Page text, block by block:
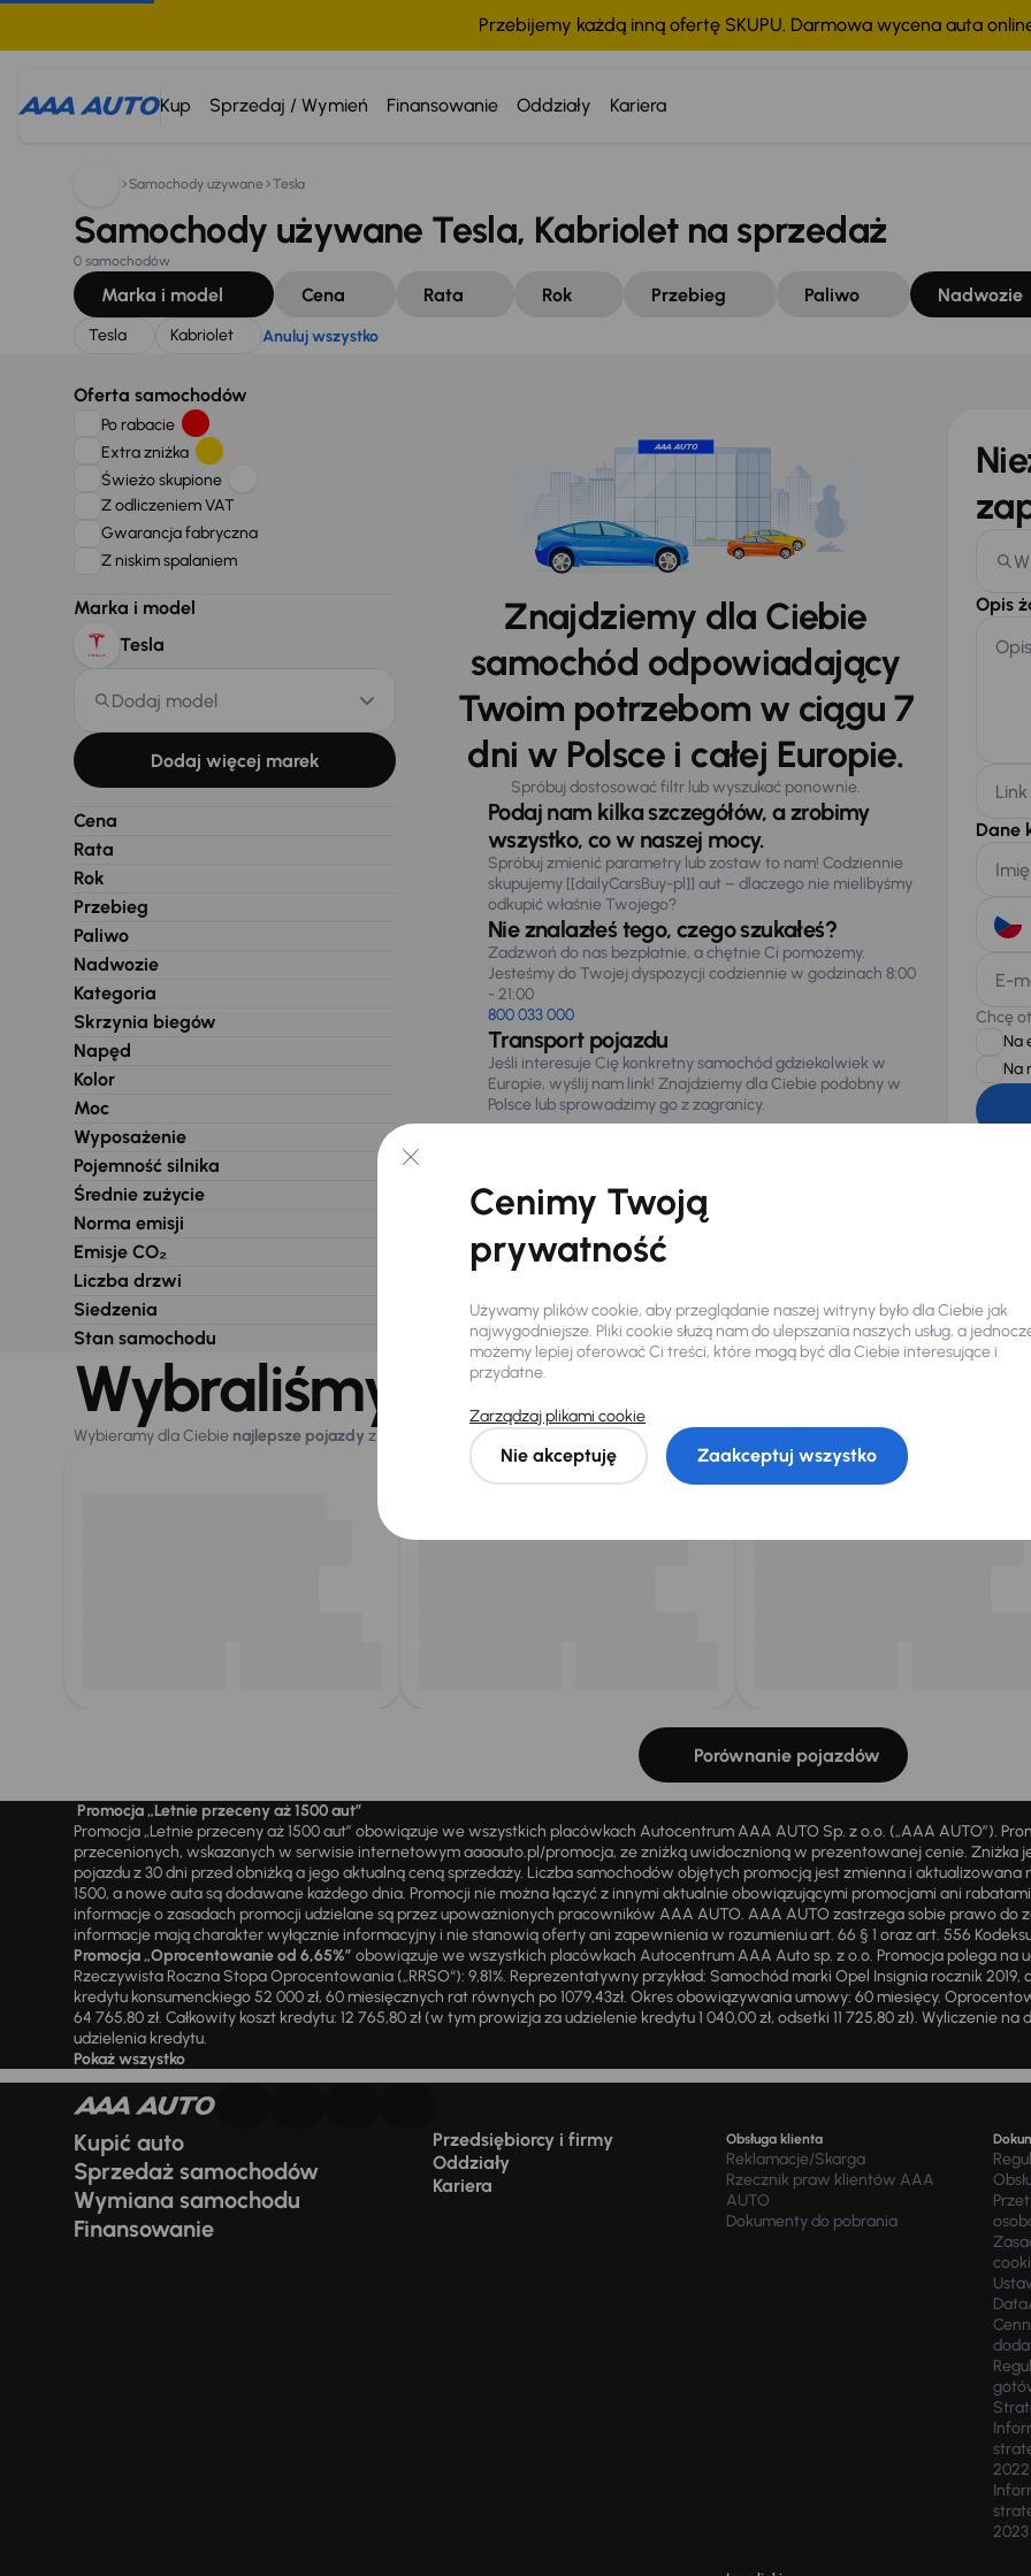
Przebijemy każdą inną ofertę SKUPU. Darmowa wycena auta
Kup Sprzedaj / Wymień Finansowanie Oddziały Kariera
Szukam: Anuluj wszystko
Samochody używane Tesla
Samochody używane Tesla, Kabriolet na sprzedaż
0 samochodów
Marka i model Cena Rata Rok Przebieg Paliwo Nadwozie
Tesla Kabriolet Anuluj wszystko
Oferta samochodów
Po rabacie
Extra zniżka
Świeżo skupione
Z odliczeniem VAT
Gwarancja fabryczna
Z niskim spalaniem
Marka i model
Tesla
Dodaj model
Dodaj więcej marek
Cena
Rata
Rok
Przebieg
Paliwo
Nadwozie
Kategoria
Skrzynia biegów
Napęd
Kolor
Moc
Wyposażenie
Pojemność silnika
Średnie zużycie
Norma emisji
Emisje CO₂
Liczba drzwi
Siedzenia
Stan samochodu
Znajdziemy dla Ciebie
samochód odpowiadający
Twoim potrzebom w ciągu 7
dni w Polsce i całej Europie.
Spróbuj dostosować filtr lub wyszukać ponownie.
Podaj nam kilka szczegółów, a zrobimy
wszystko, co w naszej mocy.
Spróbuj zmienić parametry lub zostaw to nam! Codziennie
skupujemy [[dailyCarsBuy-pl]] aut – dlaczego nie mielibyśmy
odkupić właśnie Twojego?
Nie znalazłeś tego, czego szukałeś?
Zadzwoń do nas bezpłatnie, a chętnie Ci pomożemy.
Jesteśmy do Twojej dyspozycji codziennie w godzinach 8:00
- 21:00
800 033 000
Transport pojazdu
Jeśli interesuje Cię konkretny samochód gdziekolwiek w
Europie, wyślij nam link! Znajdziemy dla Ciebie podobny w
Polsce lub sprowadzimy go z zagranicy.
Opis
Dane
E-
Chcę
Na
Na
874/15,
Wybraliśmy dla Ciebie
Wybieramy dla Ciebie najlepsze pojazdy z naszej oferty. Kupimy dla Ciebiedo 400 pojazdów
Porównanie pojazdów
Promocja „Letnie przeceny aż 1500 aut”
Promocja „Letnie przeceny aż 1500 aut” obowiązuje we wszystkich placówkach Autocentrum AAA AUTO Sp. z o.o. („AAA AUTO”).
przecenionych, wskazanych w serwisie internetowym aaaauto.pl/promocja, ze zniżką uwidocznioną w prezentowanej cenie. Zniżka
pojazdu z 30 dni przed obniżką a jego aktualną ceną sprzedaży. Liczba samochodów objętych promocją jest zmienna i
1500, a nowe auta są dodawane każdego dnia. Promocji nie można łączyć z innymi aktualnie obowiązującymi promocjami ani
informacje o zasadach promocji udzielane są przez upoważnionych pracowników AAA AUTO. AAA AUTO zastrzega sobie prawo
informacje mają charakter wyłącznie informacyjny i nie stanowią oferty ani zapewnienia w rozumieniu art. 66 § 1 oraz art. 556
Promocja „Oprocentowanie od 6,65%” obowiązuje we wszystkich placówkach Autocentrum AAA Auto sp. z o.o. Promocja polega na
Rzeczywista Roczna Stopa Oprocentowania („RRSO“): 9,81%. Reprezentatywny przykład: Samochód marki Opel Insignia rocznik 2019,
kredytu konsumenckiego 52 000 zł, 60 miesięcznych rat równych po 1079,43zł. Okres obowiązywania umowy: 60 miesięcy.
64 765,80 zł. Całkowity koszt kredytu: 12 765,80 zł (w tym prowizja za udzielenie kredytu 1 040,00 zł, odsetki 11 725,80 zł). Wyliczenie
udzielenia kredytu.
Pokaż wszystko
Kupić auto
Sprzedaż samochodów
Wymiana samochodu
Finansowanie
Przedsiębiorcy i firmy
Oddziały
Kariera
Obsługa klienta
Reklamacje/Skarga
Rzecznik praw klientów AAA
AUTO
Dokumenty do pobrania
2022
2023
Cenimy Twoją
prywatność
Używamy plików cookie, aby przeglądanie naszej witryny było dla Ciebie jak
najwygodniejsze. Pliki cookie służą nam do ulepszania naszych usług, a
możemy lepiej oferować Ci treści, które mogą być dla Ciebie interesujące i
przydatne.
Zarządzaj plikami cookie
Nie akceptuję Zaakceptuj wszystko